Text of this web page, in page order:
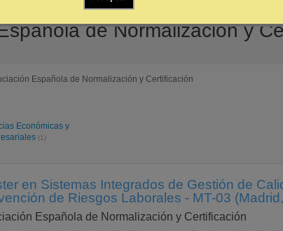
de Normalización y
Española de Normalización y Certificación
Económicas y
(1)
en Sistemas Integrados de Gestión de
de Riesgos Laborales - MT-03
Española de Normalización y Certificación